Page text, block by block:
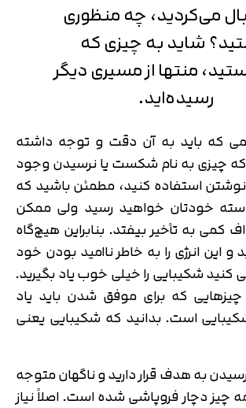
می‌کردید، چه منظوری
شاید به چیزی که
منتها از مسیری دیگر
رسیده‌اید.
که باید به آن دقت و توجه داشته
چیزی به نام شکست یا نرسیدن وجود
نوشتن استفاده کنید، مطمئن باشید که
خودتان خواهید رسید ولی ممکن
به تأخیر بیفتد. بنابراین هیچ‌گاه
و این انرژی را به خاطر ناامید بودن خود
کنید شکیبایی را خیلی خوب یاد بگیرید.
چیزهایی که برای موفق شدن باید یاد
است. بدانید که شکیبایی یعنی
به هدف قرار دارید و ناگهان متوجه
دچار فروپاشی شده است. اصلاً نیاز